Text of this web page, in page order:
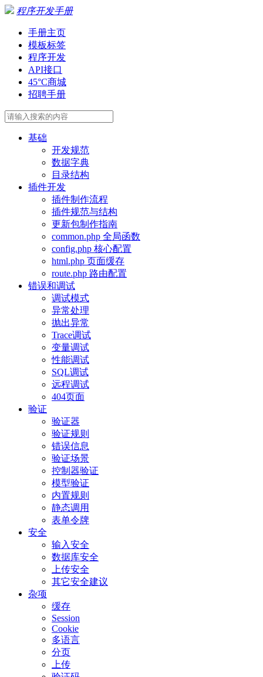
程序开发手册
手册主页
模板标签
程序开发
API接口
45°C商城
招聘手册
基础
开发规范
数据字典
目录结构
插件开发
插件制作流程
插件规范与结构
更新包制作指南
common.php 全局函数
config.php 核心配置
html.php 页面缓存
route.php 路由配置
错误和调试
调试模式
异常处理
抛出异常
Trace调试
变量调试
性能调试
SQL调试
远程调试
404页面
验证
验证器
验证规则
错误信息
验证场景
控制器验证
模型验证
内置规则
静态调用
表单令牌
安全
输入安全
数据库安全
上传安全
其它安全建议
杂项
缓存
Session
Cookie
多语言
分页
上传